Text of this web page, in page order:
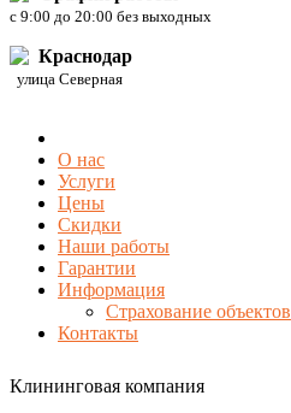
c 9:00 до 20:00 без выходных
Краснодар
улица Северная
О нас
Услуги
Цены
Скидки
Наши работы
Гарантии
Информация
Страхование объектов
Контакты
Клининговая компания